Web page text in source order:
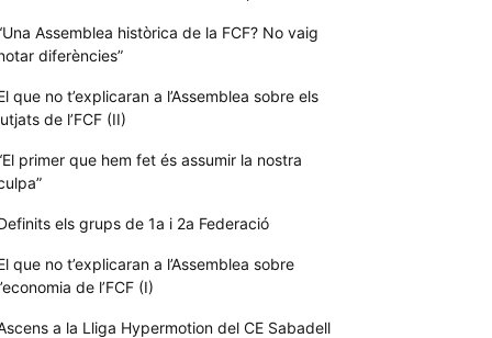
Assemblea històrica de la FCF? No vaig
diferències”
que no t’explicaran a l’Assemblea sobre els
de l’FCF (II)
primer que hem fet és assumir la nostra
els grups de 1a i 2a Federació
que no t’explicaran a l’Assemblea sobre
de l’FCF (I)
a la Lliga Hypermotion del CE Sabadell